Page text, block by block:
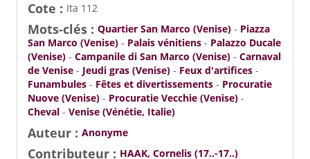
Cote : Ita 112
Mots-clés : Quartier San Marco (Venise) - Piazza
San Marco (Venise) - Palais vénitiens - Palazzo Ducale
(Venise) - Campanile di San Marco (Venise) - Carnaval
de Venise - Jeudi gras (Venise) - Feux d'artifices -
Funambules - Fêtes et divertissements - Procuratie
Nuove (Venise) - Procuratie Vecchie (Venise) -
Cheval - Venise (Vénétie, Italie)
Auteur : Anonyme
Contributeur : HAAK, Cornelis (17..-17..)